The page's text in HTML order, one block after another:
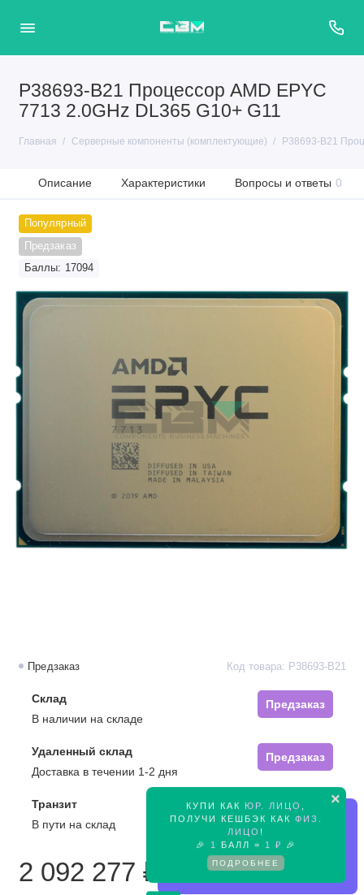
P38693-B21 Процессор AMD EPYC
7713 2.0GHz DL365 G10+ G11
Главная Серверные компоненты (комплектующие) P38693-B21
Описание Характеристики Вопросы и ответы 0
Популярный
Предзаказ
Баллы: 17094
×
КУПИ КАК ЮР. ЛИЦО
ПОЛУЧИ КЕШБЭК КАК ФИЗ.
ЛИЦО !
🎉
1 БАЛЛ = 1 ₽ 🎉
ПОДРОБНЕЕ
Предзаказ Код товара: P38693-B21
Склад
Предзаказ
В наличии на складе
Удаленный склад
Предзаказ
Доставка в течении 1-2 дня
Транзит
Предзаказ
В пути на склад
2 092 277 ₽